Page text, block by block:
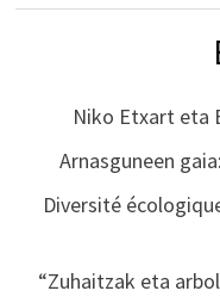
Niko Etxart eta
Arnasguneen
Diversité
“Zuhaitzak eta